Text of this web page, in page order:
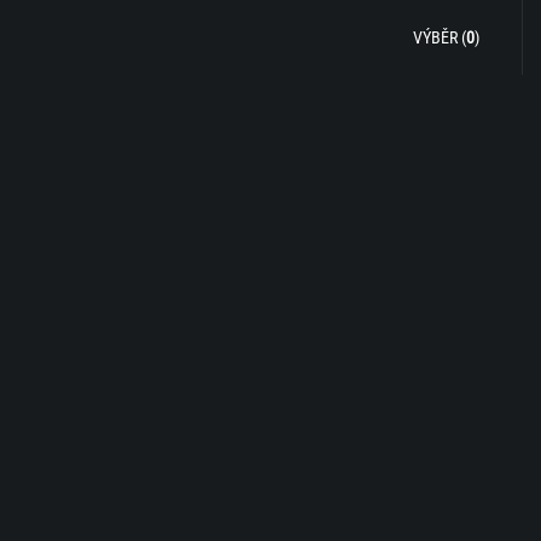
VÝBĚR (0)